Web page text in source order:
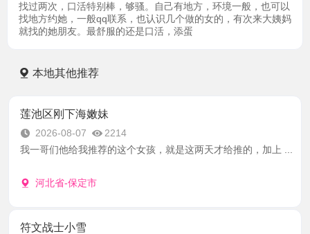
找过两次，口活特别棒，够骚。自己有地方，环境一般，也可以
找地方约她，一般qq联系，也认识几个做的女的，有次来大姨妈
就找的她朋友。最舒服的还是口活，添蛋
本地其他推荐
莲池区刚下海嫩妹
2026-08-07
2214
我一哥们他给我推荐的这个女孩，就是这两天才给推的，加上 ...
河北省-保定市
符文战士小雪